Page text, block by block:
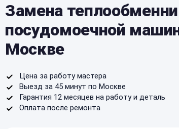
Замена
посудомоечной
Москве
Цена за работу мастера
Выезд за 45 минут по Москве
Гарантия 12 месяцев на работу и деталь
Оплата после ремонта